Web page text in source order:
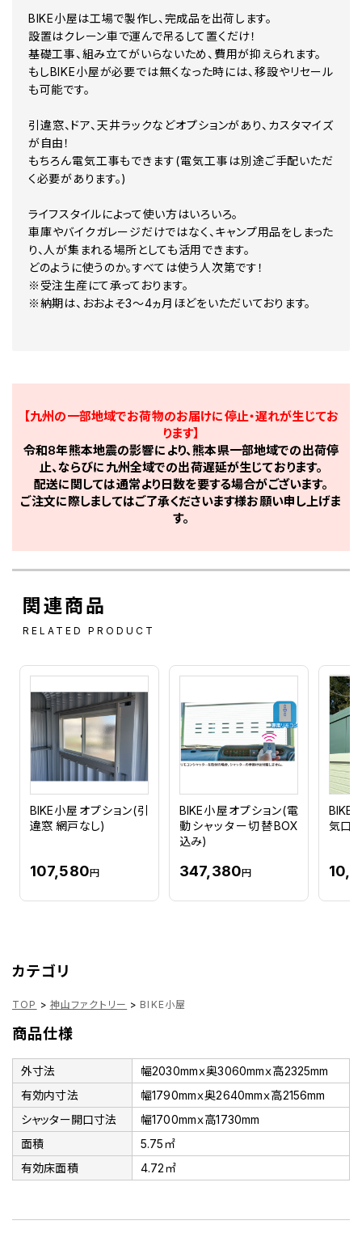
BIKE小屋は工場で製作し、完成品を出荷します。
設置はクレーン車で運んで吊るして置くだけ！
基礎工事、組み立てがいらないため、費用が抑えられます。
もしBIKE小屋が必要では無くなった時には、移設やリセール
も可能です。
引違窓、ドア、天井ラックなどオプションがあり、カスタマイズ
が自由！
もちろん電気工事もできます(電気工事は別途ご手配いただ
く必要があります。)
ライフスタイルによって使い方はいろいろ。
車庫やバイクガレージだけではなく、キャンプ用品をしまった
り、人が集まれる場所としても活用できます。
どのように使うのか。すべては使う人次第です！
※受注生産にて承っております。
※納期は、おおよそ3～4ヵ月ほどをいただいております。
【九州の一部地域でお荷物のお届けに停止・遅れが生じてお
ります】
令和8年熊本地震の影響により、熊本県一部地域での出荷停
止、ならびに九州全域での出荷遅延が生じております。
配送に関しては通常より日数を要する場合がございます。
ご注文に際しましてはご了承くださいます様お願い申し上げま
す。
関連商品
RELATED PRODUCT
BIKE小屋オプション(引
違窓 網戸なし)
107,580円
BIKE小屋オプション(電
動シャッター切替BOX
込み)
347,380円
BIKE
気口)
カテゴリ
TOP > 神山ファクトリー > BIKE小屋
商品仕様
外寸法
幅2030mmｘ奥3060mmｘ高2325mm
有効内寸法
幅1790mmｘ奥2640mmｘ高2156mm
シャッター開口寸法
幅1700mmｘ高1730mm
面積
5.75㎡
有効床面積
4.72㎡